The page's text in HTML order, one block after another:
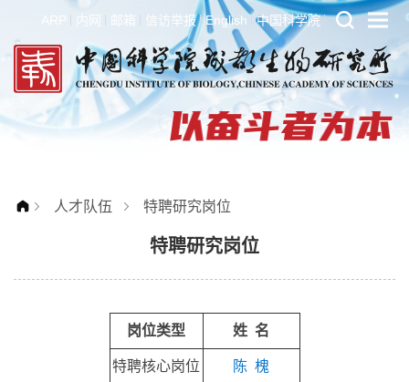
ARP 内网 邮箱 信访举报 English 中国科学院
人才队伍 特聘研究岗位
特聘研究岗位
岗位类型 姓 名
特聘核心岗位 陈 槐